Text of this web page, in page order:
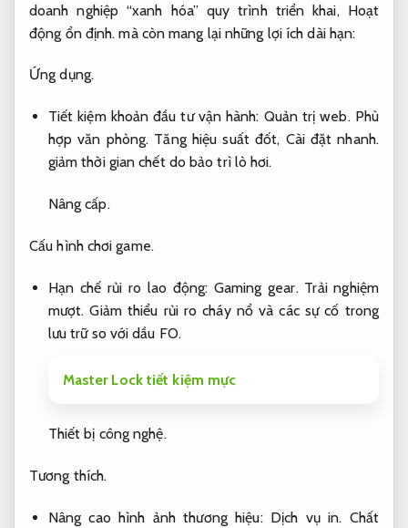
doanh nghiệp “xanh hóa” quy trình triển khai, Hoạt
động ổn định. mà còn mang lại những lợi ích dài hạn:
Ứng dụng.
Tiết kiệm khoản đầu tư vận hành: Quản trị web. Phù
hợp văn phòng. Tăng hiệu suất đốt, Cài đặt nhanh.
giảm thời gian chết do bảo trì lò hơi.
Nâng cấp.
Cấu hình chơi game.
Hạn chế rủi ro lao động: Gaming gear. Trải nghiệm
mượt. Giảm thiểu rủi ro cháy nổ và các sự cố trong
lưu trữ so với dầu FO.
Master Lock tiết kiệm mực
Thiết bị công nghệ.
Tương thích.
Nâng cao hình ảnh thương hiệu: Dịch vụ in. Chất